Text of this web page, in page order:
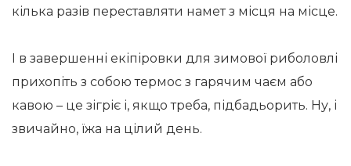
кілька разів переставляти намет з місця на місце.
І в завершенні екіпіровки для зимової риболовлі
прихопіть з собою термос з гарячим чаєм або
кавою – це зігріє і, якщо треба, підбадьорить. Ну, і
звичайно, їжа на цілий день.